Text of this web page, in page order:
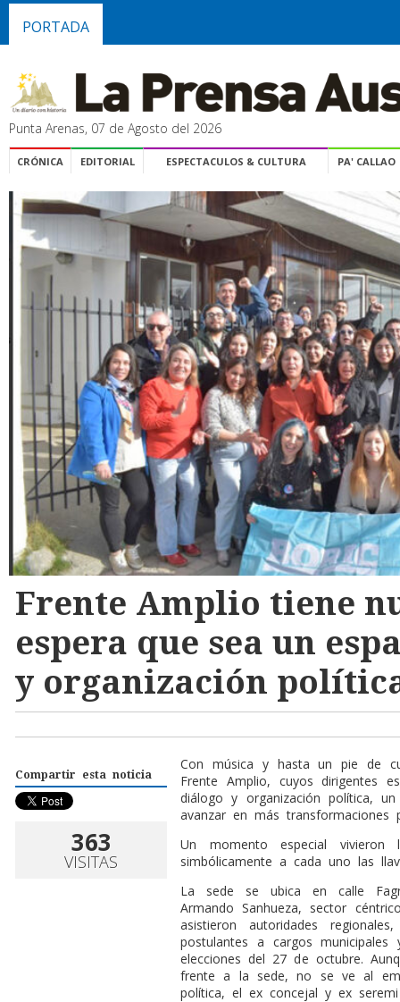
PORTADA
Punta Arenas, 07 de Agosto del 2026
CRÓNICA EDITORIAL ESPECTACULOS & CULTURA PA' CALLAO
Frente Amplio tiene
espera que sea un
y organización
Compartir esta noticia
363
VISITAS
Con música y hasta un pie de
Frente Amplio, cuyos dirigentes
diálogo y organización política,
avanzar en más transformaciones
Un momento especial vivieron
simbólicamente a cada uno las
La sede se ubica en calle
Armando Sanhueza, sector
asistieron autoridades
postulantes a cargos
elecciones del 27 de octubre.
frente a la sede, no se ve al
política, el ex concejal y ex